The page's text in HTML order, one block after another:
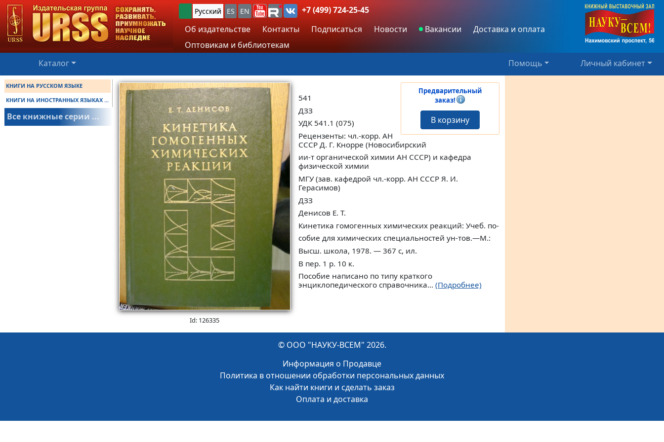
Русский ES EN
+7 (499) 724-25-45
Об издательстве
Контакты Подписаться Новости Вакансии
Доставка и оплата
Оптовикам и библиотекам
Каталог
Помощь Личный кабинет
КНИГИ НА РУССКОМ ЯЗЫКЕ
КНИГИ НА ИНОСТРАННЫХ ЯЗЫКАХ ...
Все книжные серии ...
Id: 126335
Предварительный
заказ!
В корзину
541
ДЗЗ
УДК 541.1 (075)
Рецензенты: чл.-корр. АН
СССР Д. Г. Кнорре (Новосибирский
ии-т органической химии АН СССР) и кафедра
физической химии
МГУ (зав. кафедрой чл.-корр. АН СССР Я. И.
Герасимов)
ДЗЗ
Денисов Е. Т.
Кинетика гомогенных химических реакций: Учеб. по-
собие для химических специальностей ун-тов.—М.:
Высш. школа, 1978. — 367 с, ил.
В пер. 1 р. 10 к.
Пособие написано по типу краткого
энциклопедического справочника... (Подробнее)
© ООО "НАУКУ-ВСЕМ" 2026.
Информация о Продавце
Политика в отношении обработки персональных данных
Как найти книги и сделать заказ
Оплата и доставка